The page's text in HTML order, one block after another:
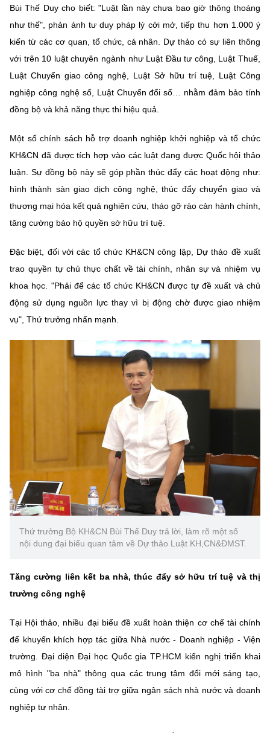
Bùi Thế Duy cho biết: "Luật lần này chưa bao giờ thông thoáng
như thế", phản ánh tư duy pháp lý cởi mở, tiếp thu hơn 1.000 ý
kiến từ các cơ quan, tổ chức, cá nhân. Dự thảo có sự liên thông
với trên 10 luật chuyên ngành như Luật Đầu tư công, Luật Thuế,
Luật Chuyển giao công nghệ, Luật Sở hữu trí tuệ, Luật Công
nghiệp công nghệ số, Luật Chuyển đổi số… nhằm đảm bảo tính
đồng bộ và khả năng thực thi hiệu quả.
Một số chính sách hỗ trợ doanh nghiệp khởi nghiệp và tổ chức
KH&CN đã được tích hợp vào các luật đang được Quốc hội thảo
luận. Sự đồng bộ này sẽ góp phần thúc đẩy các hoạt động như:
hình thành sàn giao dịch công nghệ, thúc đẩy chuyển giao và
thương mại hóa kết quả nghiên cứu, tháo gỡ rào cản hành chính,
tăng cường bảo hộ quyền sở hữu trí tuệ.
Đặc biệt, đối với các tổ chức KH&CN công lập, Dự thảo đề xuất
trao quyền tự chủ thực chất về tài chính, nhân sự và nhiệm vụ
khoa học. "Phải để các tổ chức KH&CN được tự đề xuất và chủ
động sử dụng nguồn lực thay vì bị động chờ được giao nhiệm
vụ", Thứ trưởng nhấn mạnh.
Thứ trưởng Bộ KH&CN Bùi Thế Duy trả lời, làm rõ một số
nội dung đại biểu quan tâm về Dự thảo Luật KH,CN&ĐMST.
Tăng cường liên kết ba nhà, thúc đẩy sở hữu trí tuệ và thị
trường công nghệ
Tại Hội thảo, nhiều đại biểu đề xuất hoàn thiện cơ chế tài chính
để khuyến khích hợp tác giữa Nhà nước - Doanh nghiệp - Viện
trường. Đại diện Đại học Quốc gia TP.HCM kiến nghị triển khai
mô hình "ba nhà" thông qua các trung tâm đổi mới sáng tạo,
cùng với cơ chế đồng tài trợ giữa ngân sách nhà nước và doanh
nghiệp tư nhân.